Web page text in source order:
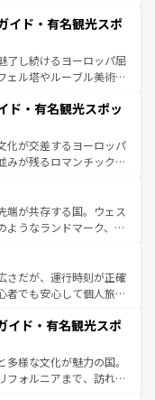
テンツ一覧を参照してほ
フラメンコ、熱気あふ
生活の一部となってい
雰囲気や、バルセロナの
は古代ローマ遺跡や中世
異なるスペインはその個
イド・有名観光スポ
了し続けるヨーロッパ屈
ェル塔やルーブル美術館
華麗な宮殿、歴史的な大
自然が、訪れる者を心
美食の国としても知ら
文化遺産にも登録されて
楽しみ方が可能だ。さ
溢れており、どの街角に
。パリ以外の個性あふ
ド・有名観光スポッ
化が交差するヨーロッパ
みが残るロマンチック街
飽きることがない。ベ
州のアルプスの絶景、そ
った風景は必見。ビール
なお、新着の
照してほしい。
端が共存する国。ウェス
ようなランドマーク、歴
、優雅なアフタヌーン
い英国パブ、サッカー観
験も豊富。イギリスを旅
さだが、運行時刻が正確
者でも安心して個人旅行
ならではのユニークな
なく町歩きも満喫する
め物価も高いが、旅行
もあり、うまく活用すれ
イド・有名観光スポ
様な文化が魅力の国。
フォルニアまで、訪れる